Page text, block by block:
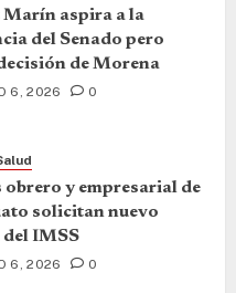
Marín aspira a la
del Senado pero
de Morena
6, 2026 0
obrero y empresarial de
solicitan nuevo
IMSS
6, 2026 0